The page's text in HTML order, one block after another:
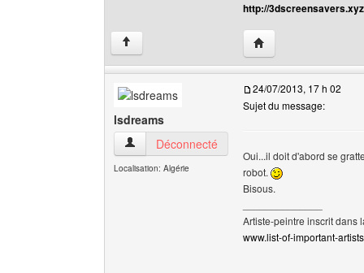
http://3dscreensavers.xyz
↑ Visiter le site web
lsdreams
lsdreams Voir le profil de l'utilisateur
Déconnecté
Localisation: Algérie
24/07/2013, 17 h 02
Sujet du message:
Oui...il doit d'abord se
robot.
Bisous.
Artiste-peintre inscrit dans
www.list-of-important-